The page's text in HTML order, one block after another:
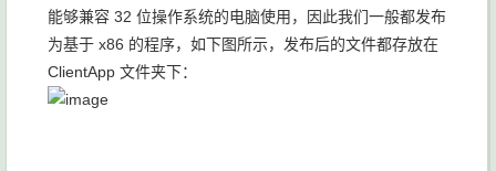
能够兼容 32 位操作系统的电脑使用，因此我们一般都发布
为基于 x86 的程序，如下图所示，发布后的文件都存放在
ClientApp 文件夹下：